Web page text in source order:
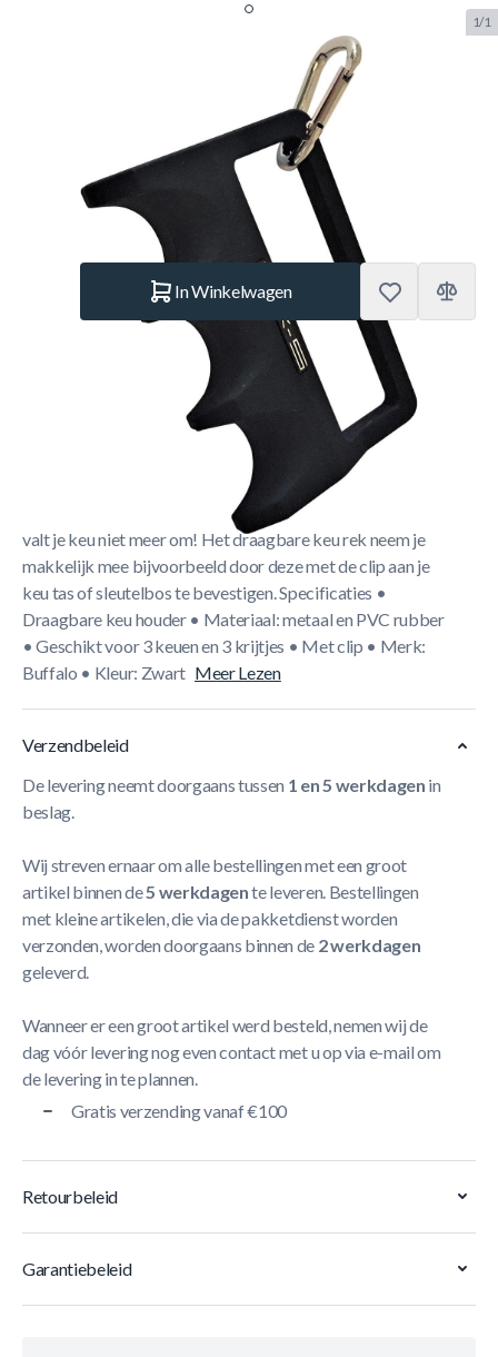
1/1
Buffalo Keuhouder 3 keuen
BUF.3202.016 Merk: Buffalo
Op voorraad
In Winkelwagen
Dit Buffalo draagbare keurek in de kleur zwart is geschikt
voor drie keuen en drie krijtjes. De Buffalo keu houder is
gemaakt van metaal en PVC rubber. De draagbare Buffalo
cue claw verschuift niet en heeft een perfecte balans , zo
valt je keu niet meer om! Het draagbare keu rek neem je
makkelijk mee bijvoorbeeld door deze met de clip aan je
keu tas of sleutelbos te bevestigen. Specificaties •
Draagbare keu houder • Materiaal: metaal en PVC rubber
• Geschikt voor 3 keuen en 3 krijtjes • Met clip • Merk:
Buffalo • Kleur: Zwart Meer Lezen
Verzendbeleid
De levering neemt doorgaans tussen 1 en 5 werkdagen in
beslag.
Wij streven ernaar om alle bestellingen met een groot
artikel binnen de5 werkdagente leveren. Bestellingen
met kleine artikelen, die via de pakketdienst worden
verzonden, worden doorgaans binnen de 2 werkdagen
geleverd.
Wanneer er een groot artikel werd besteld, nemen wij de
dag vóór levering nog even contact met u op via e-mail om
de levering in te plannen.
Gratis verzending vanaf €100
Retourbeleid
Garantiebeleid